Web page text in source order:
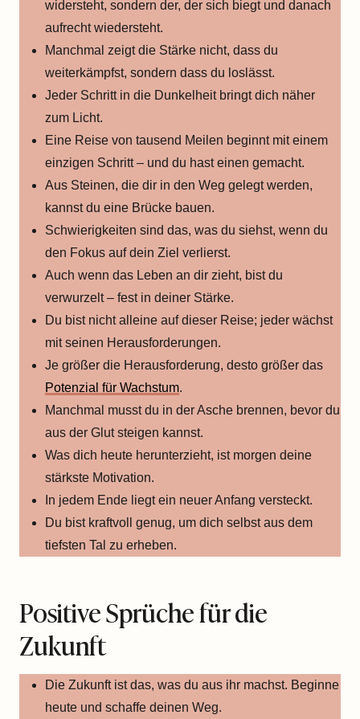
widersteht, sondern der, der sich biegt und danach
aufrecht wiedersteht.
Manchmal zeigt die Stärke nicht, dass du
weiterkämpfst, sondern dass du loslässt.
Jeder Schritt in die Dunkelheit bringt dich näher
zum Licht.
Eine Reise von tausend Meilen beginnt mit einem
einzigen Schritt – und du hast einen gemacht.
Aus Steinen, die dir in den Weg gelegt werden,
kannst du eine Brücke bauen.
Schwierigkeiten sind das, was du siehst, wenn du
den Fokus auf dein Ziel verlierst.
Auch wenn das Leben an dir zieht, bist du
verwurzelt – fest in deiner Stärke.
Du bist nicht alleine auf dieser Reise; jeder wächst
mit seinen Herausforderungen.
Je größer die Herausforderung, desto größer das
Potenzial für Wachstum.
Manchmal musst du in der Asche brennen, bevor du
aus der Glut steigen kannst.
Was dich heute herunterzieht, ist morgen deine
stärkste Motivation.
In jedem Ende liegt ein neuer Anfang versteckt.
Du bist kraftvoll genug, um dich selbst aus dem
tiefsten Tal zu erheben.
Positive Sprüche für die
Zukunft
Die Zukunft ist das, was du aus ihr machst. Beginne
heute und schaffe deinen Weg.